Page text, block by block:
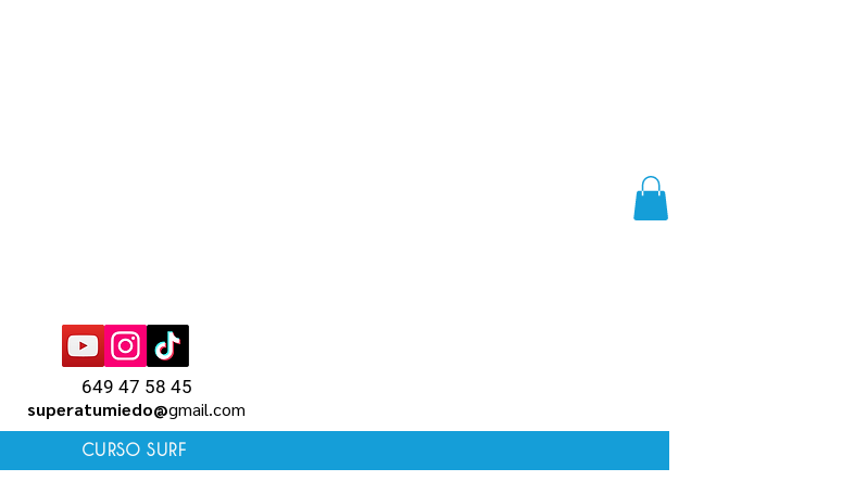
649 47 58 45
superatumiedo@gmail.com
CURSO SURF